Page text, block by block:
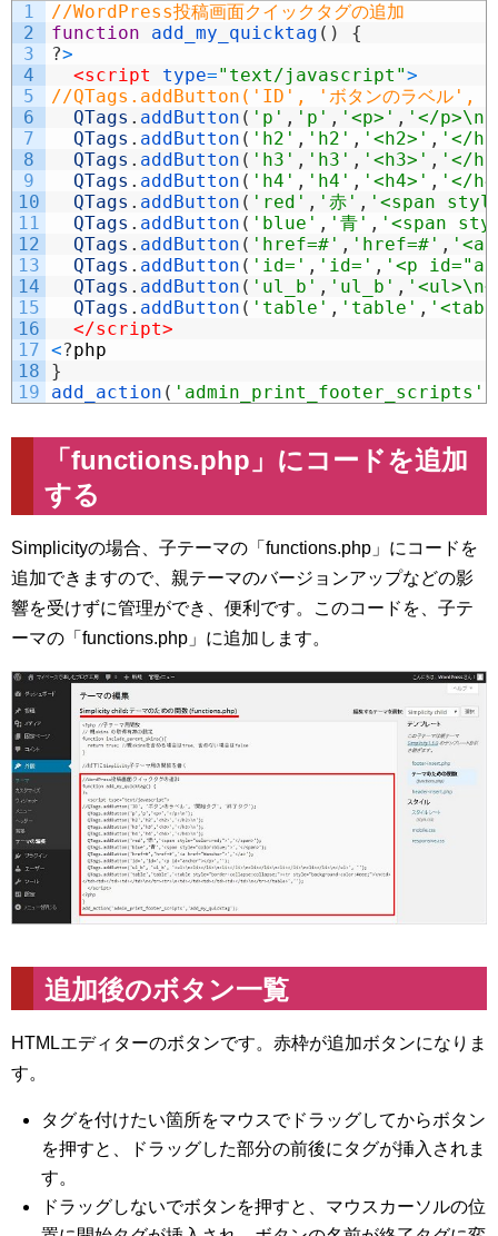
1
2
3
4
5
6
7
8
9
10
11
12
13
14
15
16
17
18
19
//WordPress投稿画面クイックタグの追加
function
add_my_quicktag ( )
{
?>
<script type="text/javascript">
//QTags.addButton('ID', 'ボタンのラベル',
QTags . addButton ( 'p' , 'p' , '<p>' , '</p>\n'
QTags . addButton ( 'h2' , 'h2' , '<h2>' , '</
QTags . addButton ( 'h3' , 'h3' , '<h3>' , '</
QTags . addButton ( 'h4' , 'h4' , '<h4>' , '</
QTags . addButton ( 'red' , '赤' , '<span
QTags . addButton ( 'blue' , '青' , '<span
QTags . addButton ( 'href=#' , 'href=#' , '<a
QTags . addButton ( 'id=' , 'id=' , '<p
QTags . addButton ( 'ul_b' , 'ul_b' ,
QTags . addButton ( 'table' , 'table' ,
</script>
<?php
}
add_action ( 'admin_print_footer_scripts'
「functions.php」にコードを追加
する
Simplicityの場合、子テーマの「functions.php」にコードを
追加できますので、親テーマのバージョンアップなどの影
響を受けずに管理ができ、便利です。このコードを、子テ
ーマの「functions.php」に追加します。
追加後のボタン一覧
HTMLエディターのボタンです。赤枠が追加ボタンになりま
す。
タグを付けたい箇所をマウスでドラッグしてからボタン
を押すと、ドラッグした部分の前後にタグが挿入されま
す。
ドラッグしないでボタンを押すと、マウスカーソルの位